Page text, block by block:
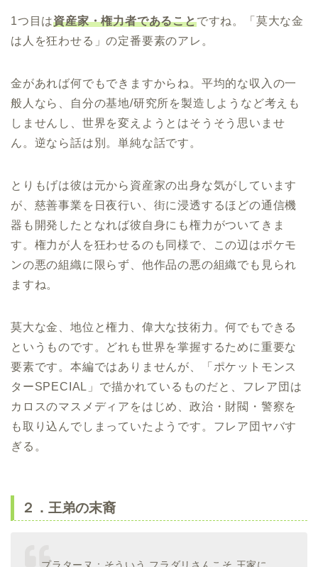
1つ目は資産家・権力者であることですね。「莫大な金
は人を狂わせる」の定番要素のアレ。
金があれば何でもできますからね。平均的な収入の一
般人なら、自分の基地/研究所を製造しようなど考えも
しませんし、世界を変えようとはそうそう思いませ
ん。逆なら話は別。単純な話です。
とりもげは彼は元から資産家の出身な気がしています
が、慈善事業を日夜行い、街に浸透するほどの通信機
器も開発したとなれば彼自身にも権力がついてきま
す。権力が人を狂わせるのも同様で、この辺はポケモ
ンの悪の組織に限らず、他作品の悪の組織でも見られ
ますね。
莫大な金、地位と権力、偉大な技術力。何でもできる
というものです。どれも世界を掌握するために重要な
要素です。本編ではありませんが、「ポケットモンス
ターSPECIAL」で描かれているものだと、フレア団は
カロスのマスメディアをはじめ、政治・財閥・警察を
も取り込んでしまっていたようです。フレア団ヤバす
ぎる。
２．王弟の末裔